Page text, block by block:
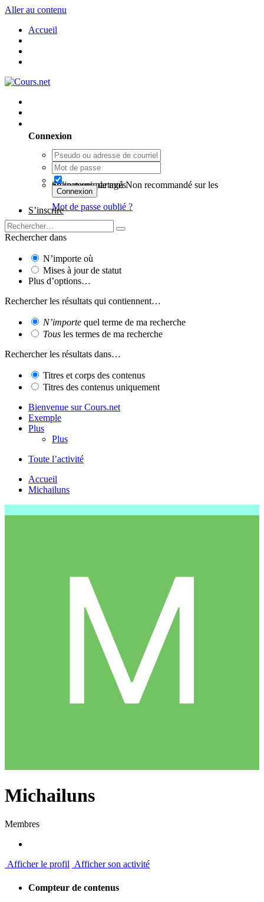
Aller au contenu
Accueil
Connexion
Se souvenir de moi
Non recommandé sur les ordinateurs partagés
Connexion
Mot de passe oublié ?
S’inscrire
Rechercher dans
N’importe où
Mises à jour de statut
Plus d’options…
Rechercher les résultats qui contiennent…
N’importe quel terme de ma recherche
Tous les termes de ma recherche
Rechercher les résultats dans…
Titres et corps des contenus
Titres des contenus uniquement
Bienvenue sur Cours.net
Exemple
Plus
Plus
Toute l’activité
Accueil
Michailuns
Michailuns
Membres
Afficher le profil Afficher son activité
Compteur de contenus